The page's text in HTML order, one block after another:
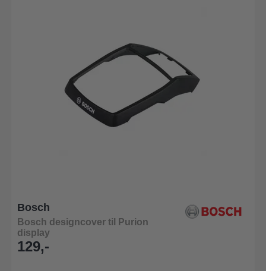
Bosch
Bosch designcover til Purion
display
129,-